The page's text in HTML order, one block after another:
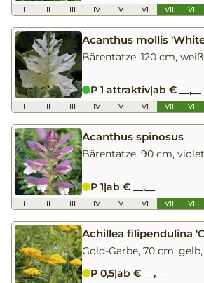
I II III IV V VI VII VIII
Acanthus mollis
Bärentatze, 120 cm,
P 1 attraktiv|ab € __,__
I II III IV V VI VII VIII
Acanthus spinosus
Bärentatze, 90 cm,
P 1|ab € __,__
I II III IV V VI VII VIII
Achillea filipendulina
Gold-Garbe, 70 cm, gelb,
P 0,5|ab € __,__